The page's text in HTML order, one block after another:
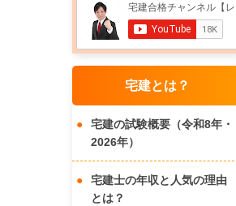
宅建とは？
宅建の試験概要（令和8年・
2026年）
宅建士の年収と人気の理由
とは？